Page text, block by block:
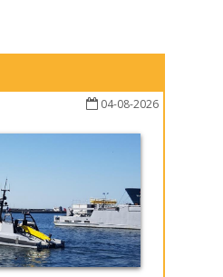
04-08-2026